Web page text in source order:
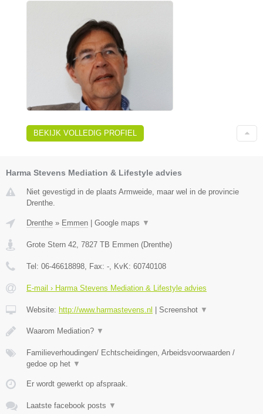
BEKIJK VOLLEDIG PROFIEL
Harma Stevens Mediation & Lifestyle advies
Niet gevestigd in de plaats Armweide, maar wel in de provincie
Drenthe.
Drenthe » Emmen | Google maps ▼
Grote Stern 42 7827 TB Emmen (Drenthe)
Tel: 06-46618898 , Fax: - , KvK: 60740108
E-mail › Harma Stevens Mediation & Lifestyle advies
Website: http://www.harmastevens.nl | Screenshot ▼
Waarom Mediation? ▼
Familieverhoudingen/ Echtscheidingen, Arbeidsvoorwaarden /
gedoe op het ▼
Er wordt gewerkt op afspraak.
Laatste facebook posts ▼